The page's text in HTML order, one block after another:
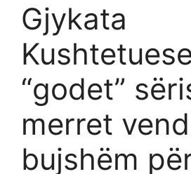
Gjykata
“godet”
merret
bujshëm